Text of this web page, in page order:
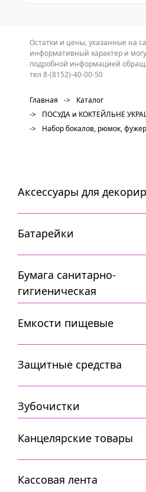
Остатки и цены, указанные на
информативный характер и
подробной информацией
тел 8-(8152)-40-00-50
Главная ->
Каталог
->
ПОСУДА и КОКТЕЙЛЬНЕ
->
Набор бокалов, рюмок,
Аксессуары для
Батарейки
Бумага санитарно-
гигиеническая
Емкости пищевые
Защитные средства
Зубочистки
Канцелярские товары
Кассовая лента